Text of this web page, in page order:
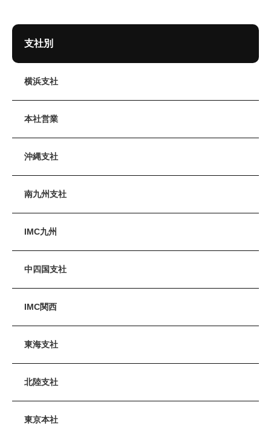
支社別
横浜支社
本社営業
沖縄支社
南九州支社
IMC九州
中四国支社
IMC関西
東海支社
北陸支社
東京本社